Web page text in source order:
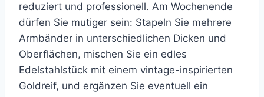
reduziert und professionell. Am Wochenende
dürfen Sie mutiger sein: Stapeln Sie mehrere
Armbänder in unterschiedlichen Dicken und
Oberflächen, mischen Sie ein edles
Edelstahlstück mit einem vintage-inspirierten
Goldreif, und ergänzen Sie eventuell ein